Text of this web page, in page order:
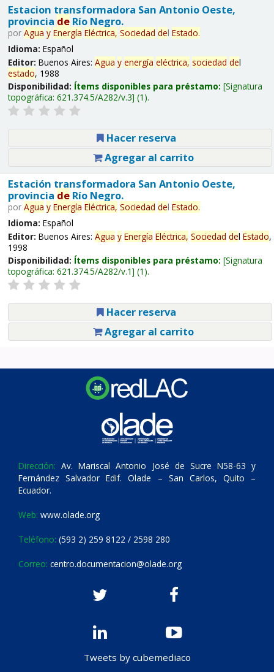
Estacion transformadora San Antonio Oeste,
provincia deRío Negro.
por Agua y Energía Eléctrica, Sociedad del Estado.
Idioma: Español
Editor: Buenos Aires: Agua y energía eléctrica, sociedad del
estado, 1988
Disponibilidad: Ítems disponibles para préstamo: Signatura
topográfica: 621.374.5/A282/v.3 (1).
Hacer reserva
Agregar al carrito
Estación transformadora San Antonio Oeste,
provincia deRío Negro.
por Agua y Energía Eléctrica, Sociedad del Estado.
Idioma: Español
Editor: Buenos Aires: Agua y Energía Eléctrica, Sociedad del Estado,
1998
Disponibilidad: Ítems disponibles para préstamo: Signatura
topográfica: 621.374.5/A282/v.1 (1).
Hacer reserva
Agregar al carrito
Dirección: Av. Mariscal Antonio José de Sucre N58-63 y
Fernández Salvador Edif. Olade – San Carlos, Quito –
Ecuador.
Web: www.olade.org
Teléfono: (593 2) 259 8122 / 2598 280
Correo: centro.documentacion@olade.org
Tweets by cubemediaco